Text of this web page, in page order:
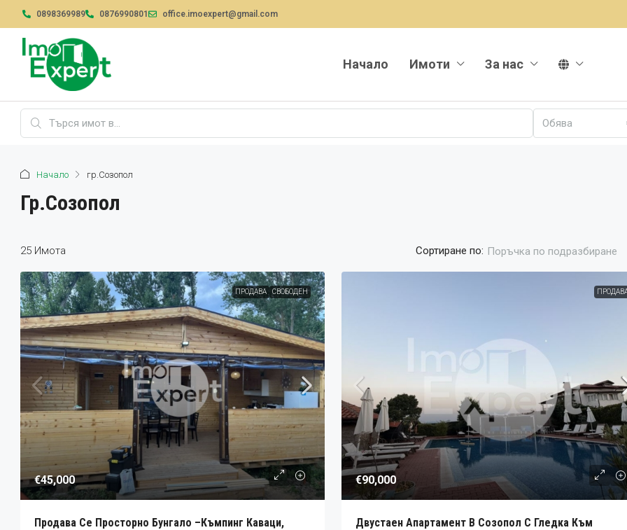
0898369989 0876990801 office.imoexpert@gmail.com
Начало Имоти За нас
Обява
Начало гр.Созопол
Гр.Созопол
25 Имотa Сортиране по: Поръчка по подразбиране
ПРОДАВА СВОБОДЕН
€45,000
Продава Се Просторно Бунгало –Къмпинг Каваци,
€90,000
Двустаен Апартамент В Созопол С Гледка Към